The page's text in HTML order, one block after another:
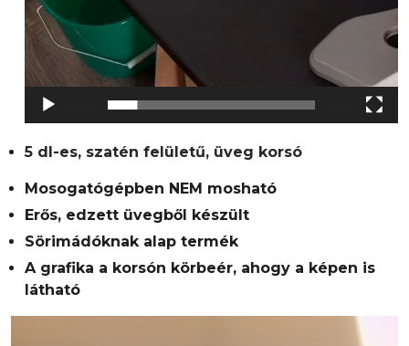
5 dl-es, szatén felületű, üveg korsó
Mosogatógépben NEM mosható
Erős, edzett üvegből készült
Sörimádóknak alap termék
A grafika a korsón körbeér, ahogy a képen is
látható